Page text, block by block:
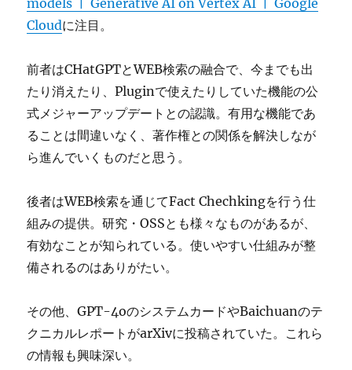
models | Generative AI on Vertex AI | Google
Cloudに注目。
前者はCHatGPTとWEB検索の融合で、今までも出
たり消えたり、Pluginで使えたりしていた機能の公
式メジャーアップデートとの認識。有用な機能であ
ることは間違いなく、著作権との関係を解決しなが
ら進んでいくものだと思う。
後者はWEB検索を通じてFact Chechkingを行う仕
組みの提供。研究・OSSとも様々なものがあるが、
有効なことが知られている。使いやすい仕組みが整
備されるのはありがたい。
その他、GPT-4oのシステムカードやBaichuanのテ
クニカルレポートがarXivに投稿されていた。これら
の情報も興味深い。